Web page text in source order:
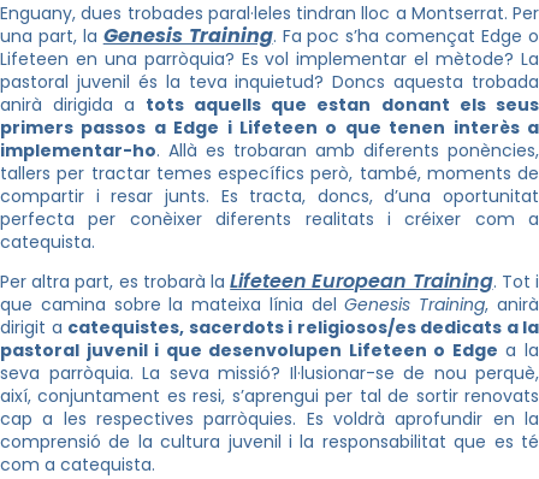
Enguany, dues trobades paral·leles tindran lloc a Montserrat. Per
una part, la Genesis Training. Fa poc s’ha començat Edge o
Lifeteen en una parròquia? Es vol implementar el mètode? La
pastoral juvenil és la teva inquietud? Doncs aquesta trobada
anirà dirigida a tots aquells que estan donant els seus
primers passos a Edge i Lifeteen o que tenen interès a
implementar-ho. Allà es trobaran amb diferents ponències,
tallers per tractar temes específics però, també, moments de
compartir i resar junts. Es tracta, doncs, d’una oportunitat
perfecta per conèixer diferents realitats i créixer com a
catequista.
Per altra part, es trobarà laLifeteen European Training. Tot i
que camina sobre la mateixa línia delGenesis Training, anirà
dirigit a catequistes, sacerdots i religiosos/es dedicats a la
pastoral juvenil i que desenvolupen Lifeteen o Edge a la
seva parròquia. La seva missió? Il·lusionar-se de nou perquè,
així, conjuntament es resi, s’aprengui per tal de sortir renovats
cap a les respectives parròquies. Es voldrà aprofundir en la
comprensió de la cultura juvenil i la responsabilitat que es té
com a catequista.